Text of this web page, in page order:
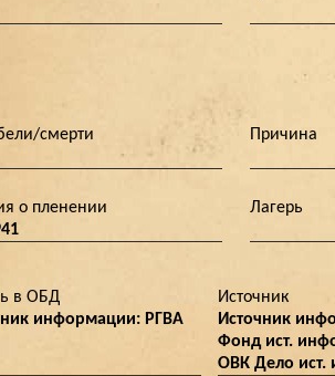
смерти Причина
о пленении
Лагерь
в ОБД
информации: РГВА
Источник
Источник
Фонд ист.
ОВК Дело ист.